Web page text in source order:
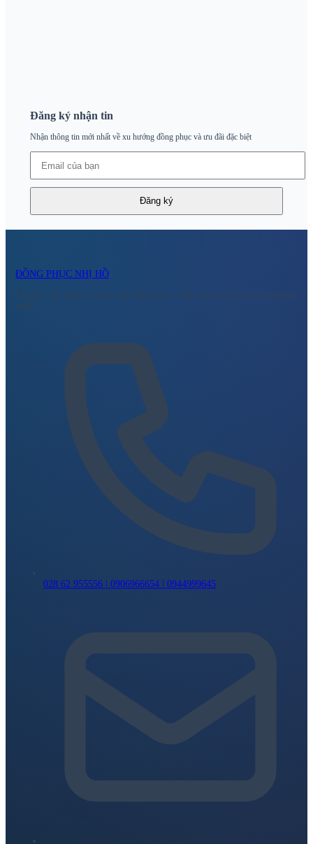
Đăng ký nhận tin
Nhận thông tin mới nhất về xu hướng đồng phục và ưu đãi đặc biệt
Đăng ký
ĐỒNG PHỤC NHỊ HỒ
Chuyên sản xuất và cung cấp đồng phục chất lượng cao cho mọi ngành
nghề.
028 62 955556 | 0906966654 | 0944999645